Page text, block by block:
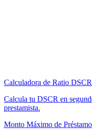
Calculadora de Ratio DSCR
Calcula tu DSCR en
prestamista.
Monto Máximo de Préstamo